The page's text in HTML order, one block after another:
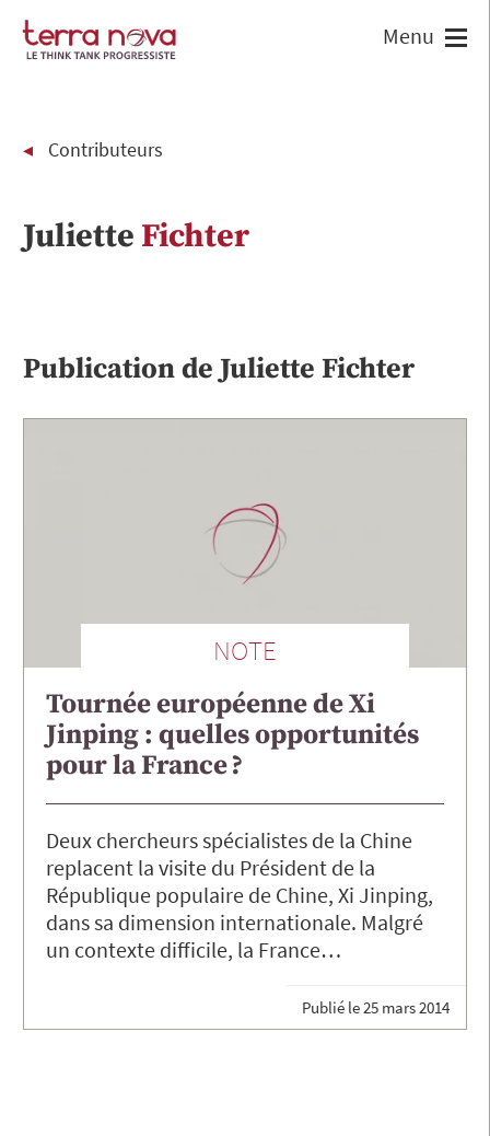
Contributeurs
Juliette Fichter
Publication deJuliette Fichter
NOTE
Tournée européenne de Xi
Jinping : quelles opportunités
pour la France ?
Deux chercheurs spécialistes de la Chine
replacent la visite du Président de la
République populaire de Chine, Xi Jinping,
dans sa dimension internationale. Malgré
un contexte difficile, la France…
Publié le25 mars 2014